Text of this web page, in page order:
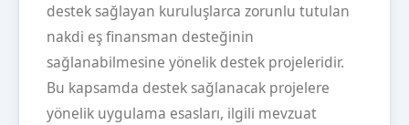
destek sağlayan kuruluşlarca zorunlu tutulan
nakdi eş finansman desteğinin
sağlanabilmesine yönelik destek projeleridir.
Bu kapsamda destek sağlanacak projelere
yönelik uygulama esasları, ilgili mevzuat